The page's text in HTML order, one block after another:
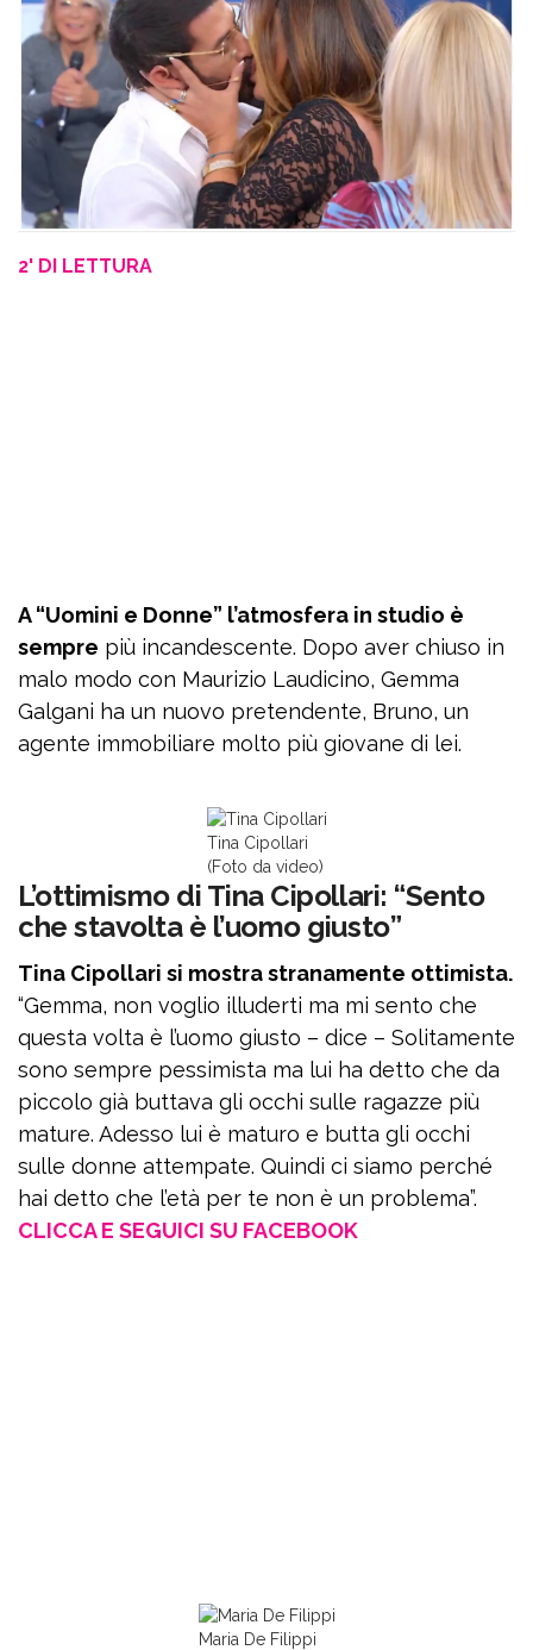
2' DI LETTURA
A “Uomini e Donne” l’atmosfera in studio è
sempre più incandescente. Dopo aver chiuso in
malo modo con Maurizio Laudicino, Gemma
Galgani ha un nuovo pretendente, Bruno, un
agente immobiliare molto più giovane di lei.
Tina Cipollari
(Foto da video)
L’ottimismo di Tina Cipollari: “Sento
che stavolta è l’uomo giusto”
Tina Cipollari si mostra stranamente ottimista.
“Gemma, non voglio illuderti ma mi sento che
questa volta è l’uomo giusto – dice – Solitamente
sono sempre pessimista ma lui ha detto che da
piccolo già buttava gli occhi sulle ragazze più
mature. Adesso lui è maturo e butta gli occhi
sulle donne attempate. Quindi ci siamo perché
hai detto che l’età per te non è un problema”.
CLICCA E SEGUICI SU FACEBOOK
Maria De Filippi